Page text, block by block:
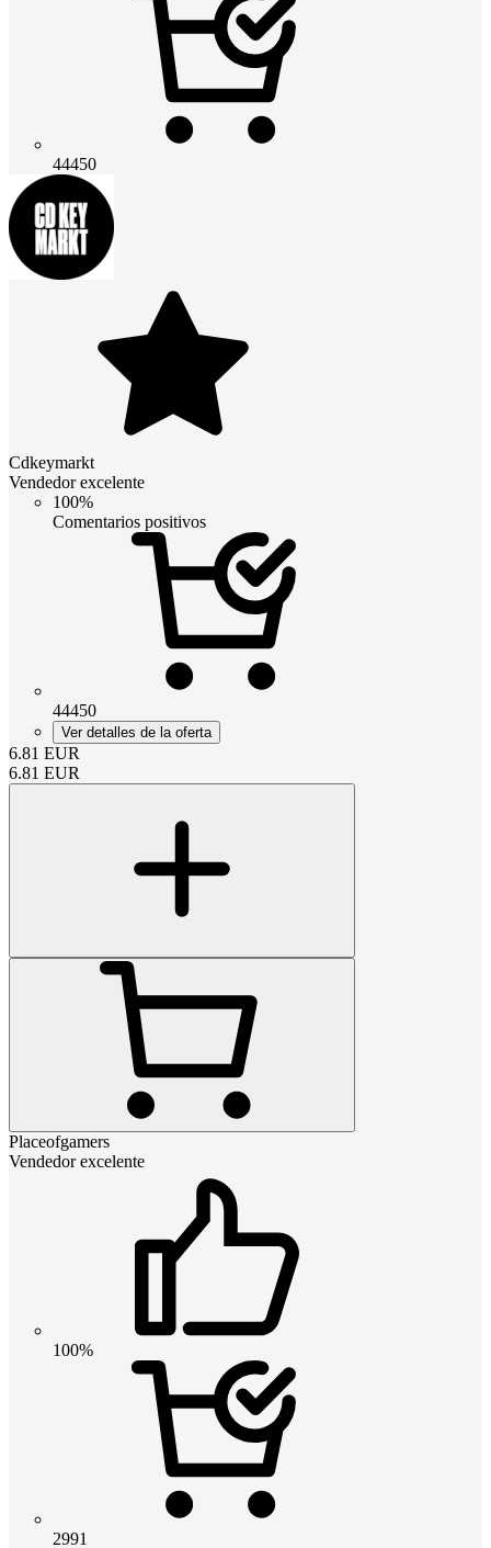
44450
Cdkeymarkt
Vendedor excelente
100%
Comentarios positivos
44450
Ver detalles de la oferta
6.81 EUR
6.81 EUR
Placeofgamers
Vendedor excelente
100%
2991